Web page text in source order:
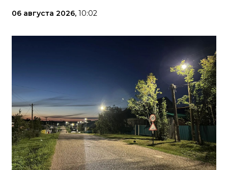
06 августа 2026, 10:02